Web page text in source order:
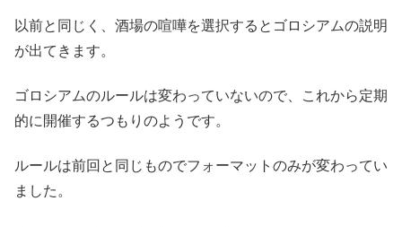
以前と同じく、酒場の喧嘩を選択するとゴロシアムの説明
が出てきます。
ゴロシアムのルールは変わっていないので、これから定期
的に開催するつもりのようです。
ルールは前回と同じものでフォーマットのみが変わってい
ました。